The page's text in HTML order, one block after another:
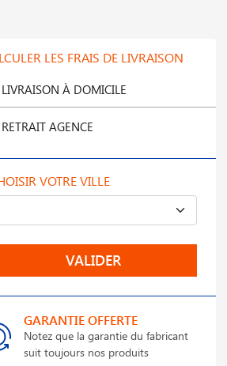
LES FRAIS DE LIVRAISON
LIVRAISON À DOMICILE
RETRAIT AGENCE
VOTRE VILLE
VALIDER
GARANTIE OFFERTE
Notez que la garantie du fabricant
suit toujours nos produits